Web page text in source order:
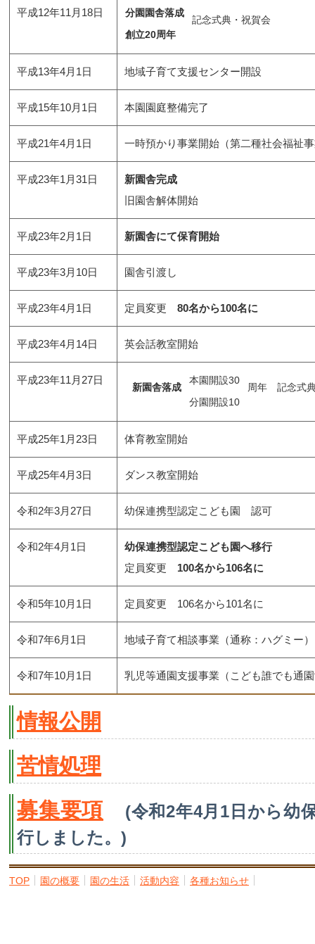
平成12年11月18日 分園園舎落成
記念式典・祝賀会
創立20周年
平成13年4月1日 地域子育て支援センター開設
平成15年10月1日 本園園庭整備完了
平成21年4月1日 一時預かり事業開始（第二種社会福祉
平成23年1月31日
新園舎完成
旧園舎解体開始
平成23年2月1日 新園舎にて保育開始
平成23年3月10日 園舎引渡し
平成23年4月1日 定員変更 80名から100名に
平成23年4月14日 英会話教室開始
平成23年11月27日
新園舎落成
本園開設30
周年 記念式
分園開設10
平成25年1月23日 体育教室開始
平成25年4月3日 ダンス教室開始
令和2年3月27日 幼保連携型認定こども園 認可
令和2年4月1日
幼保連携型認定こども園へ移行
定員変更 100名から106名に
令和5年10月1日 定員変更 106名から101名に
令和7年6月1日 地域子育て相談事業（通称：ハグミー）
令和7年10月1日 乳児等通園支援事業（こども誰でも通
情報公開
苦情処理
募集要項
(令和2年4月1日から幼
行しました。)
TOP 園の概要 園の生活 活動内容 各種お知らせ